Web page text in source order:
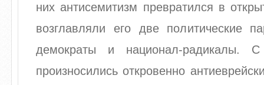
них антисемитизм превратился в
возглавляли его две политические
демократы и национал-радикалы.
произносились откровенно